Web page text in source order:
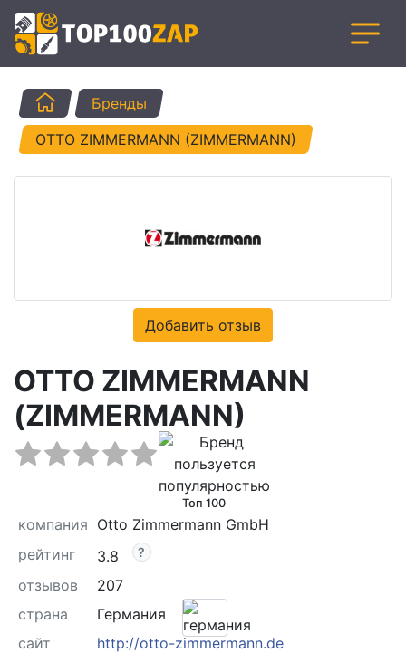
ГлавнаяБренды
OTTO ZIMMERMANN (ZIMMERMANN)
Добавить отзыв
OTTO ZIMMERMANN
(ZIMMERMANN)
Топ 100
компания Otto Zimmermann GmbH
рейтинг
3.8
отзывов
207
страна
Германия
сайт
http://otto-zimmermann.de